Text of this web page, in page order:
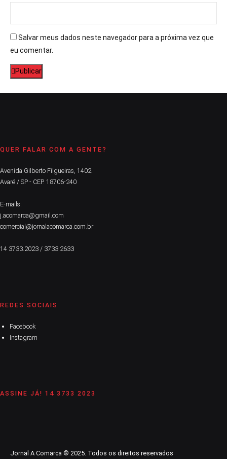
Salvar meus dados neste navegador para a próxima vez que
eu comentar.
Publicar
QUER FALAR COM A GENTE?
Avenida Gilberto Filgueiras, 1402
Avaré / SP - CEP. 18706-240
E-mails:
j.acomarca@gmail.com
comercial@jornalacomarca.com.br
14 3733.2023 / 3733.2633
REDES SOCIAIS
Facebook
Instagram
ASSINE JÁ! 14 3733 2023
Jornal A Comarca © 2025. Todos os direitos reservados